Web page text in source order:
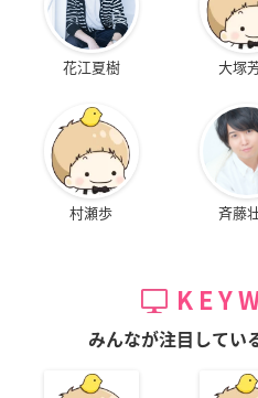
花江夏樹 大塚
村瀬歩 斉藤
みんなが注目してい